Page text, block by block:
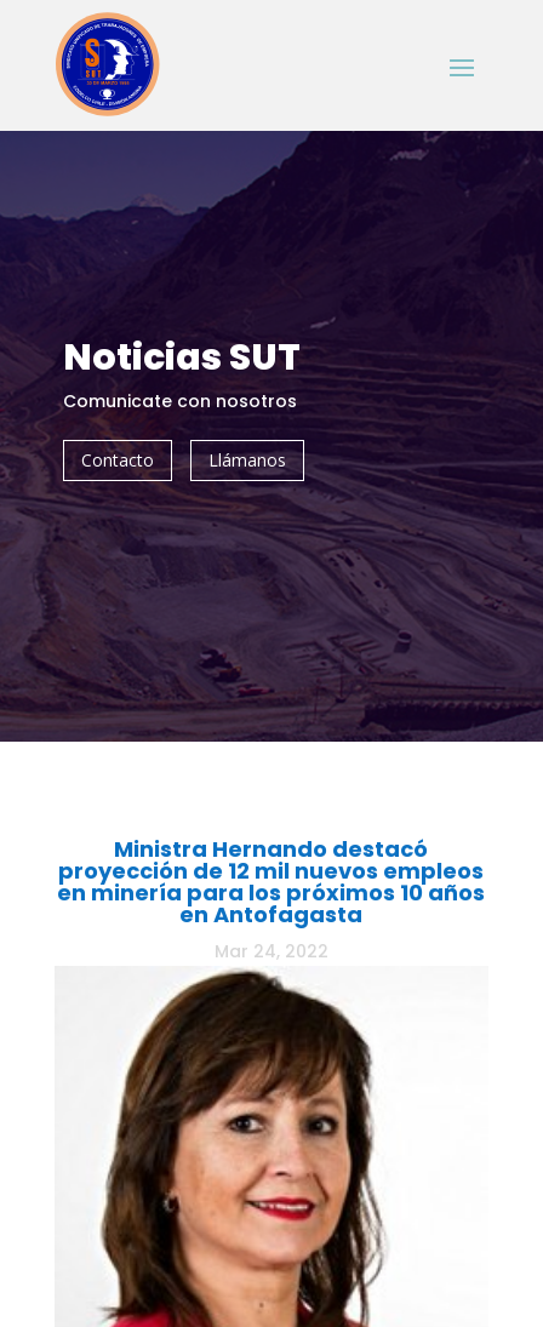
Noticias SUT
Comunicate con nosotros
Contacto Llámanos
Ministra Hernando destacó
proyección de 12 mil nuevos empleos
en minería para los próximos 10 años
en Antofagasta
Mar 24, 2022